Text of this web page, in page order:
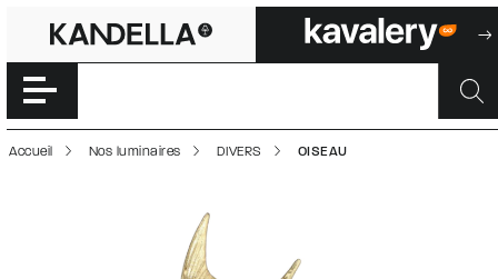
OISEAU |
Accéder directement au contenu de la page
Accueil Nos luminaires DIVERS OISEAU